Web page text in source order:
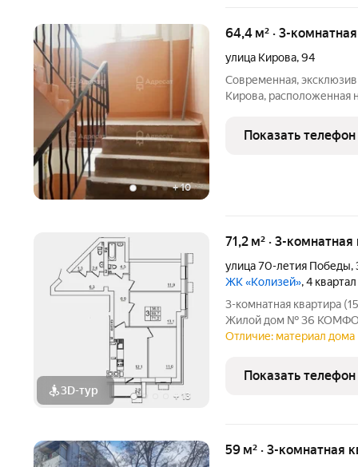
+10
64,4 м² · 3-
улица Кирова,94
Современная,
Кирова, расположенная
губкина, Курчатова,
площадь 65 кв.м, Жилая
Показать телефон
3D-тур + 13
71,2 м² · 3-
улица 70-летия Победы,
ЖК «Колизей», 4
3-комнатная квартира
Жилой дом № 36
ремонтом, также вы
Отличие: материал дома
Показать телефон
59 м² · 3-комнатная